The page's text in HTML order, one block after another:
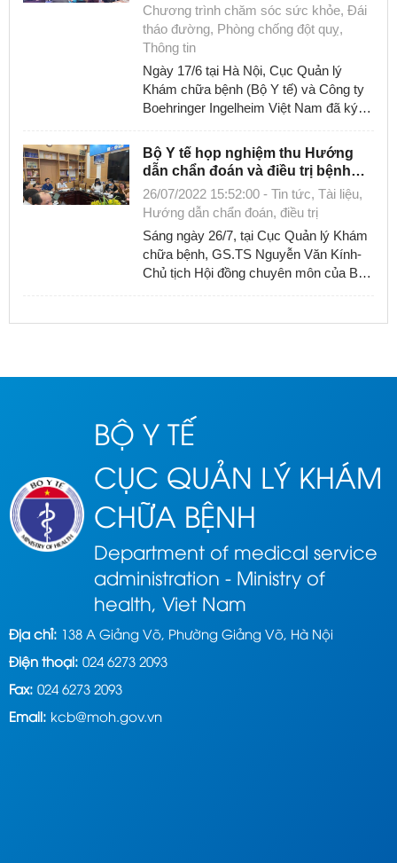
Chương trình chăm sóc sức khỏe, Đái
tháo đường, Phòng chống đột quỵ,
Thông tin
Ngày 17/6 tại Hà Nội, Cục Quản lý
Khám chữa bệnh (Bộ Y tế) và Công ty
Boehringer Ingelheim Việt Nam đã ký
ưu ...
Bộ Y tế họp nghiệm thu Hướng
dẫn chẩn đoán và điều trị bệnh
đậu mùa khỉ ở người
26/07/2022 15:52:00 - Tin tức, Tài liệu,
Hướng dẫn chẩn đoán, điều trị
Sáng ngày 26/7, tại Cục Quản lý Khám
chữa bệnh, GS.TS Nguyễn Văn Kính-
Chủ tịch Hội đồng chuyên môn của Bộ
BỘ Y TẾ
CỤC QUẢN LÝ KHÁM
CHỮA BỆNH
Department of medical service
administration - Ministry of
health, Viet Nam
Địa chỉ: 138 A Giảng Võ, Phường Giảng Võ, Hà Nội
Điện thoại: 024 6273 2093
Fax: 024 6273 2093
Email: kcb@moh.gov.vn